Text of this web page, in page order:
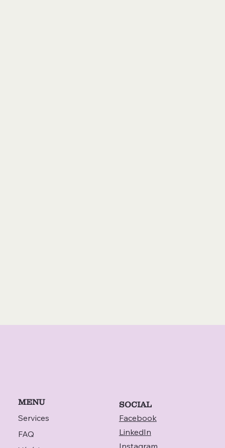
MENU
Services
FAQ
SOCIAL
Facebook
LinkedIn
Instagram